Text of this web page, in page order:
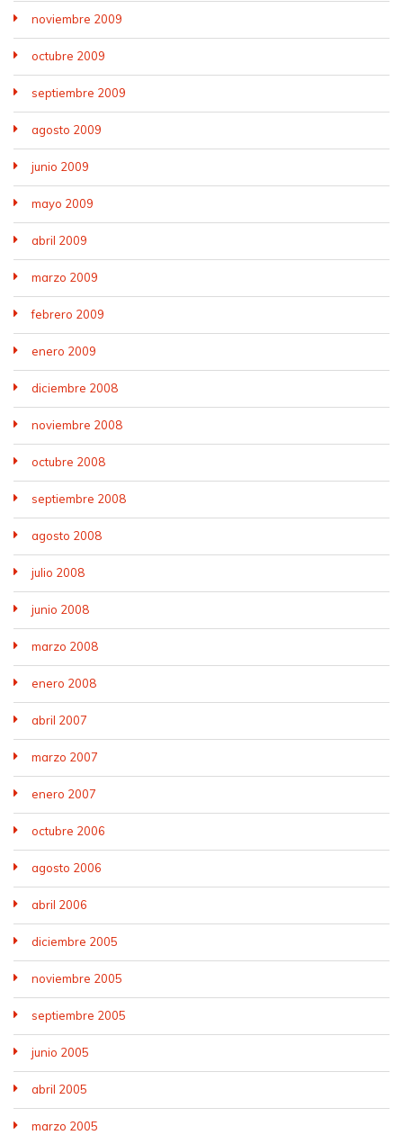
noviembre 2009
octubre 2009
septiembre 2009
agosto 2009
junio 2009
mayo 2009
abril 2009
marzo 2009
febrero 2009
enero 2009
diciembre 2008
noviembre 2008
octubre 2008
septiembre 2008
agosto 2008
julio 2008
junio 2008
marzo 2008
enero 2008
abril 2007
marzo 2007
enero 2007
octubre 2006
agosto 2006
abril 2006
diciembre 2005
noviembre 2005
septiembre 2005
junio 2005
abril 2005
marzo 2005